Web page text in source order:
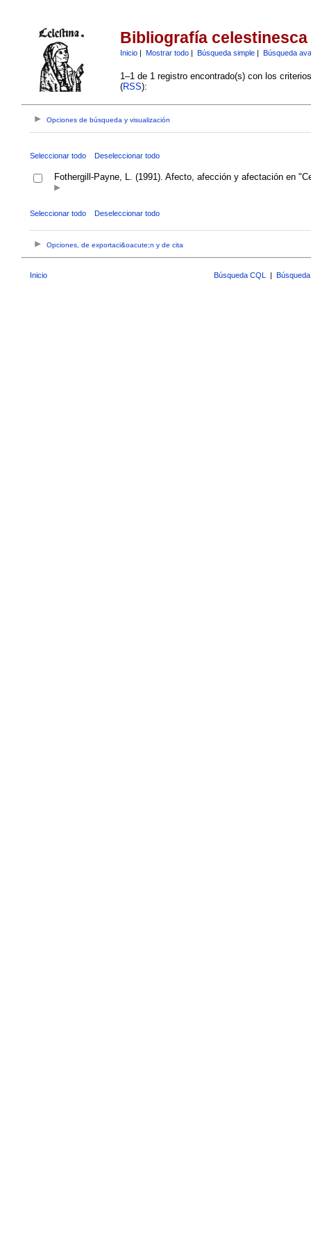
Bibliografía celestinesca
Inicio| Mostrar todo| Búsqueda simple| Búsqueda
1–1 de 1 registro encontrado(s) con los
(RSS):
Opciones de búsqueda y visualización
Seleccionar todo Deseleccionar todo
Fothergill-Payne, L. (1991). Afecto, afección y afectación en
Seleccionar todo Deseleccionar todo
Opciones, de exportaci&oacute;n y de cita
Inicio Búsqueda CQL |